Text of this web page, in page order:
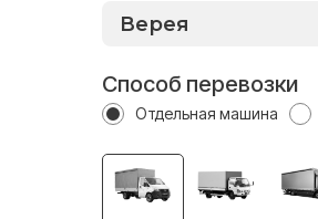
Способ перевозки
Отдельная машина